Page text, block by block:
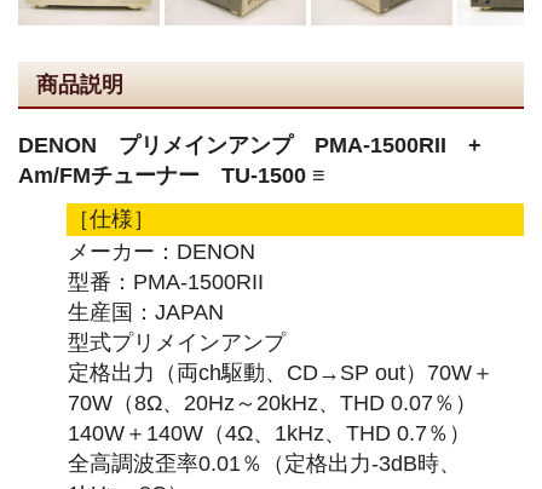
商品説明
DENON プリメインアンプ PMA-1500RII +
Am/FMチューナー TU-1500 ≡
［仕様］
メーカー：DENON
型番：PMA-1500RII
生産国：JAPAN
型式プリメインアンプ
定格出力（両ch駆動、CD→SP out）70W＋
70W（8Ω、20Hz～20kHz、THD 0.07％）
140W＋140W（4Ω、1kHz、THD 0.7％）
全高調波歪率0.01％（定格出力-3dB時、